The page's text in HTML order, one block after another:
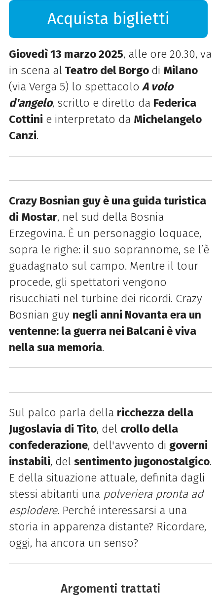
Acquista biglietti
Giovedì 13 marzo 2025, alle ore 20.30, va
in scena al Teatro del Borgo di Milano
(via Verga 5) lo spettacolo A volo
d'angelo, scritto e diretto da Federica
Cottini e interpretato da Michelangelo
Canzi.
Crazy Bosnian guy è una guida turistica
di Mostar, nel sud della Bosnia
Erzegovina. È un personaggio loquace,
sopra le righe: il suo soprannome, se l’è
guadagnato sul campo. Mentre il tour
procede, gli spettatori vengono
risucchiati nel turbine dei ricordi. Crazy
Bosnian guy negli anni Novanta era un
ventenne: la guerra nei Balcani è viva
nella sua memoria.
Sul palco parla della ricchezza della
Jugoslavia di Tito, del crollo della
confederazione, dell'avvento di governi
instabili, del sentimento jugonostalgico.
E della situazione attuale, definita dagli
stessi abitanti una polveriera pronta ad
esplodere. Perché interessarsi a una
storia in apparenza distante? Ricordare,
oggi, ha ancora un senso?
Argomenti trattati